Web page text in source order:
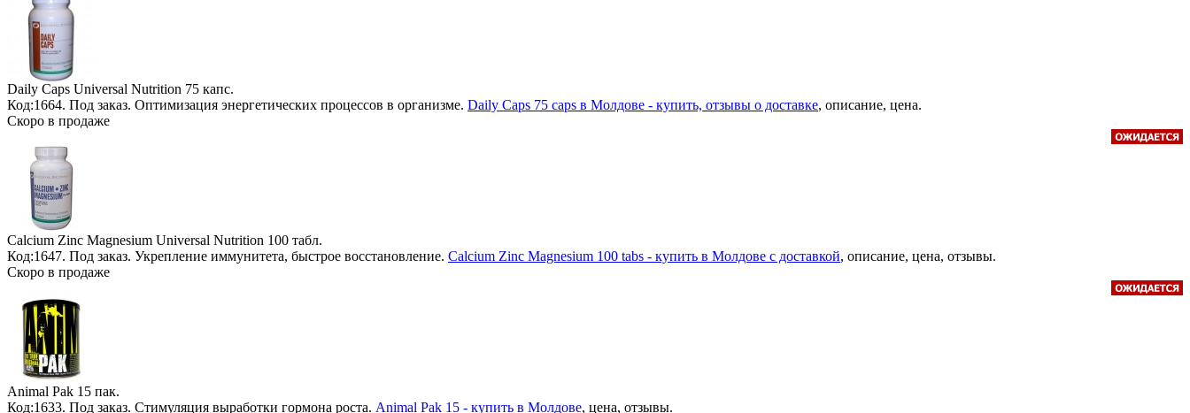
Daily Caps Universal Nutrition 75 капс.
Код:1664. Под заказ. Оптимизация энергетических процессов в организме. Daily Caps 75 caps в Молдове - купить, отзывы о доставке, описание, цена.
Скоро в продаже
Calcium Zinc Magnesium Universal Nutrition 100 табл.
Код:1647. Под заказ. Укрепление иммунитета, быстрое восстановление. Calcium Zinc Magnesium 100 tabs - купить в Молдове с доставкой, описание, цена, отзывы.
Скоро в продаже
Animal Pak 15 пак.
Код:1633. Под заказ. Стимуляция выработки гормона роста. Animal Pak 15 - купить в Молдове, цена, отзывы.